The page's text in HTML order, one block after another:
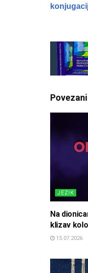
Povezani
JEZIK
Na
klizav
15.07.2026